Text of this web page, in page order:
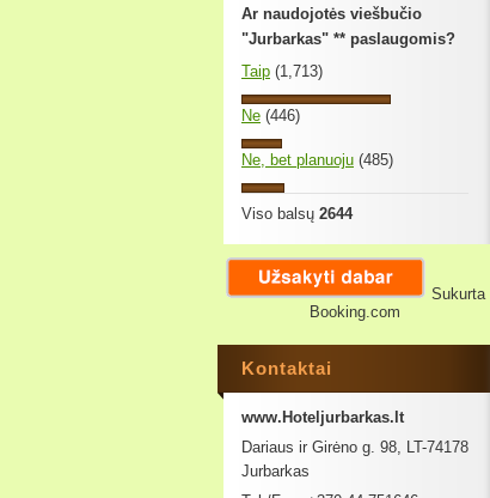
Ar naudojotės viešbučio
"Jurbarkas" ** paslaugomis?
Taip (1,713)
Ne (446)
Ne, bet planuoju (485)
Viso balsų 2644
Sukurta
Booking.com
Kontaktai
www.Hoteljurbarkas.lt
Dariaus ir Girėno g. 98, LT-74178
Jurbarkas